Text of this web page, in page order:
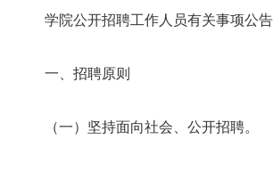
学院公开招聘工作人员有关事项公告
一、招聘原则
（一）坚持面向社会、公开招聘。